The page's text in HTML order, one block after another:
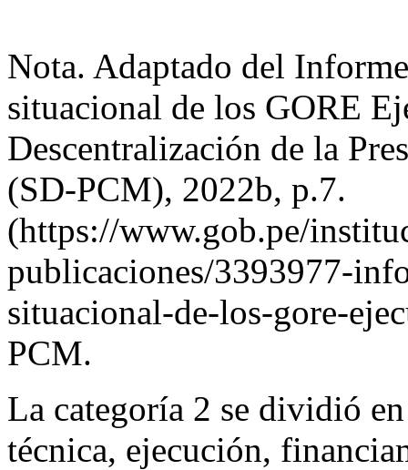
Nota. Adaptado del
situacional de los GORE
Descentralización de la
(SD-PCM), 2022b, p.7.
(https://www.gob.pe/
publicaciones/3393977-
situacional-de-los-gore-
PCM.
La categoría 2 se dividió
técnica, ejecución,